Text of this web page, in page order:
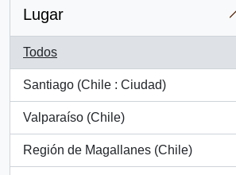
Lugar
Todos
Santiago (Chile : Ciudad)
, 3 resultados
Valparaíso (Chile)
, 2 resultados
Región de Magallanes (Chile)
, 2 resultados